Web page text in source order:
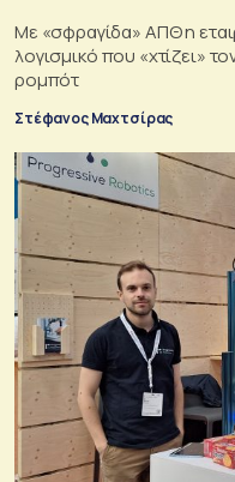
Με «σφραγίδα» ΑΠΘ η
λογισμικό που «χτίζει» τον χαρακτήρα των βιομηχανικών
ρομπότ
Στέφανος Μαχτσίρας